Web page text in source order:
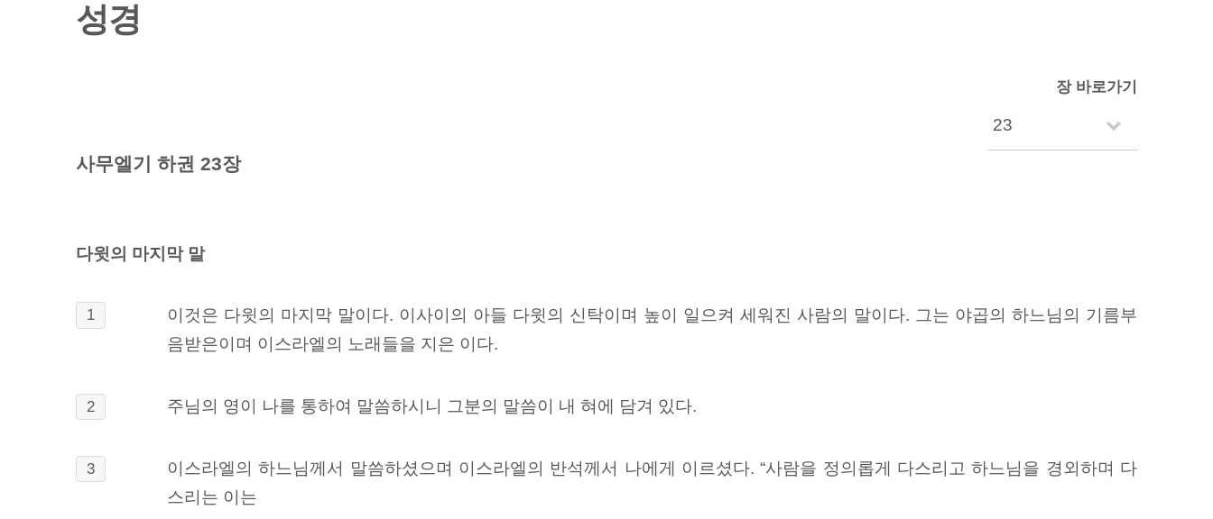
성경
장 바로가기
사무엘기 하권 23장
다윗의 마지막 말
1 이것은 다윗의 마지막 말이다. 이사이의 아들 다윗의 신탁이며 높이 일으켜 세워진 사람의 말이다. 그는 야곱의 하느님의 기름부
음받은이며 이스라엘의 노래들을 지은 이다.
2 주님의 영이 나를 통하여 말씀하시니 그분의 말씀이 내 혀에 담겨 있다.
3
이스라엘의 하느님께서 말씀하셨으며 이스라엘의 반석께서 나에게 이르셨다. “사람을 정의롭게 다스리고 하느님을 경외하며 다
스리는 이는